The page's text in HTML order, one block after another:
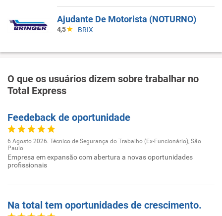
Ajudante De Motorista (NOTURNO)
4,5 BRIX
O que os usuários dizem sobre trabalhar no
Total Express
Feedeback de oportunidade
6 Agosto 2026. Técnico de Segurança do Trabalho (Ex-Funcionário), São
Paulo
Empresa em expansão com abertura a novas oportunidades
profissionais
Na total tem oportunidades de crescimento.